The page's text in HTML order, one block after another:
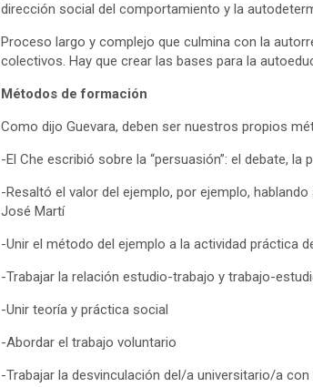
dirección social del comportamiento y la
Proceso largo y complejo que culmina con la
colectivos. Hay que crear las bases para la
Métodos de formación
Como dijo Guevara, deben ser nuestros propios
-El Che escribió sobre la “persuasión”: el debate,
-Resaltó el valor del ejemplo, por ejemplo,
José Martí
-Unir el método del ejemplo a la actividad práctica
-Trabajar la relación estudio-trabajo y trabajo-
-Unir teoría y práctica social
-Abordar el trabajo voluntario
-Trabajar la desvinculación del/a universitario/a